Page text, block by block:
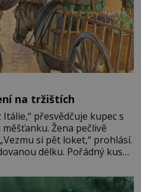
na tržištích
přesvědčuje kupec s
Žena pečlivě
si pět loket,“ prohlásí.
délku. Pořádný kus
zhodnotí švadlena
„Ošidili vás, podívejte.“